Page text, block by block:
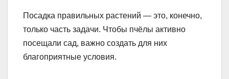
Посадка правильных растений — это, конечно,
только часть задачи. Чтобы пчёлы активно
посещали сад, важно создать для них
благоприятные условия.